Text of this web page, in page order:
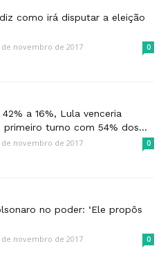
como irá disputar a eleição
de novembro de 2017 0
a 16%, Lula venceria
primeiro turno com 54% dos...
de novembro de 2017 0
no poder: ‘Ele propôs
de novembro de 2017 0